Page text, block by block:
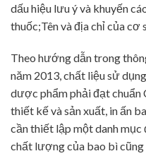
dấu hiệu lưu ý và khuyến
thuốc;Tên và địa chỉ của cơ
Theo hướng dẫn trong
năm 2013, chất liệu sử
dược phẩm phải đạt chuẩn
thiết kế và sản xuất, in ấn
cần thiết lập một danh mục
chất lượng của bao bì